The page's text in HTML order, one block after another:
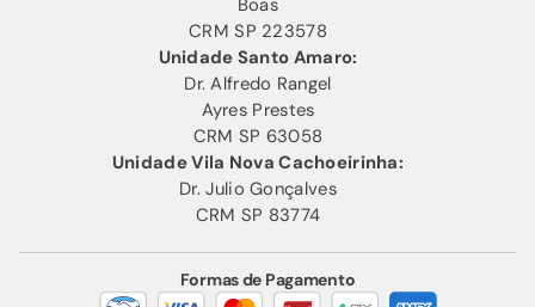
Boas
CRM SP 223578
Unidade Santo Amaro:
Dr. Alfredo Rangel
Ayres Prestes
CRM SP 63058
Unidade Vila Nova Cachoeirinha:
Dr. Julio Gonçalves
CRM SP 83774
Formas de Pagamento